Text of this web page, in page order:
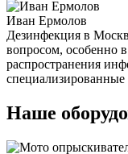
Иван Ермолов
Дезинфекция в
вопросом, особенно
распространения
Наше